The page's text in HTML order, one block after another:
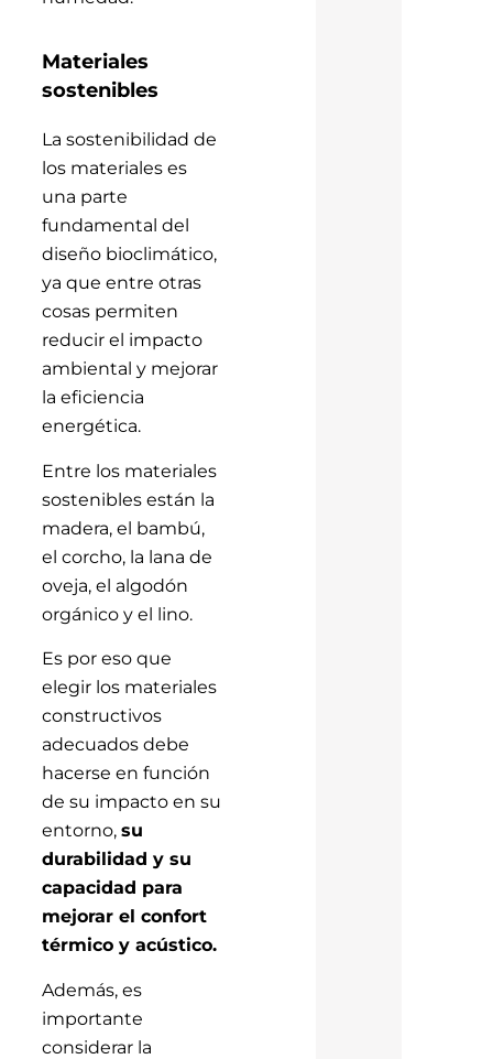
Materiales
sostenibles
La sostenibilidad de
los materiales es
una parte
fundamental del
diseño bioclimático,
ya que entre otras
cosas permiten
reducir el impacto
ambiental y mejorar
la eficiencia
energética.
Entre los materiales
sostenibles están la
madera, el bambú,
el corcho, la lana de
oveja, el algodón
orgánico y el lino.
Es por eso que
elegir los materiales
constructivos
adecuados debe
hacerse en función
de su impacto en su
entorno, su
durabilidad y su
capacidad para
mejorar el confort
térmico y acústico.
Además, es
importante
considerar la